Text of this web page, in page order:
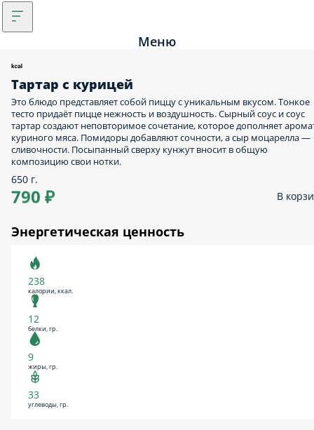
Меню
Тартар с курицей
Это блюдо представляет собой пиццу с уникальным вкусом. Тонкое
тесто придаёт пицце нежность и воздушность. Сырный соус и соус
тартар создают неповторимое сочетание, которое дополняет
куриного мяса. Помидоры добавляют сочности, а сыр моцарелла —
сливочности. Посыпанный сверху кунжут вносит в общую
композицию свои нотки.
650 г.
790 ₽ В
Энергетическая ценность
238
калории, ккал.
12
белки, гр.
9
жиры, гр.
33
углеводы, гр.